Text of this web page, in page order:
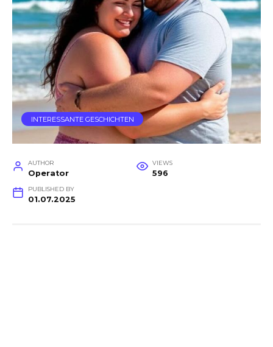
INTERESSANTE GESCHICHTEN
AUTHOR
Operator
VIEWS
596
PUBLISHED BY
01.07.2025